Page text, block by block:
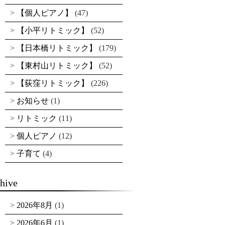
【個人ピアノ】 (47)
【小平リトミック】 (52)
【日本橋リトミック】 (179)
【東村山リトミック】 (52)
【荻窪リトミック】 (226)
お知らせ (1)
リトミック (11)
個人ピアノ (12)
子育て (4)
2026年8月 (1)
2026年6月 (1)